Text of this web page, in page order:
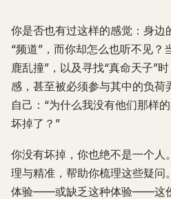
你是否也有过这样的感觉：身边
“频道”，而你却怎么也听不见？
鹿乱撞”，以及寻找“真命天子”
感，甚至被必须参与其中的负荷
自己：“为什么我没有他们那样
坏掉了？”
你没有坏掉，你也绝不是一个人。
理与精准，帮助你梳理这些疑问
体验——或缺乏这种体验——这